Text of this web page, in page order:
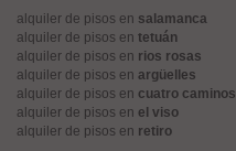
alquiler de pisos en salamanca
alquiler de pisos en tetuán
alquiler de pisos en rios rosas
alquiler de pisos en argüelles
alquiler de pisos en cuatro caminos
alquiler de pisos en el viso
alquiler de pisos en retiro